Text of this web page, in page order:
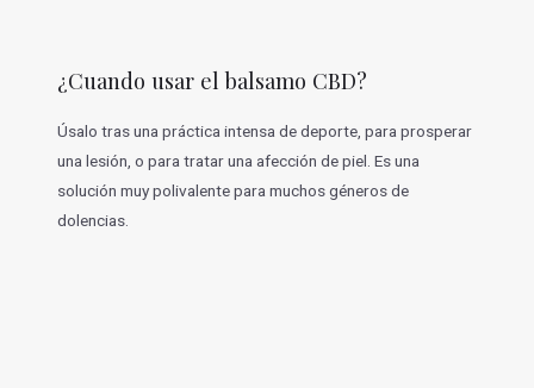
¿Cuando usar el balsamo CBD?
Úsalo tras una práctica intensa de deporte, para prosperar
una lesión, o para tratar una afección de piel. Es una
solución muy polivalente para muchos géneros de
dolencias.